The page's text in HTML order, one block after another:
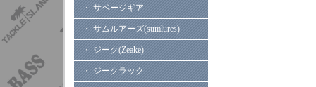
・ サベージギア
・ サムルアーズ(sumlures)
・ ジーク(Zeake)
・ ジークラック